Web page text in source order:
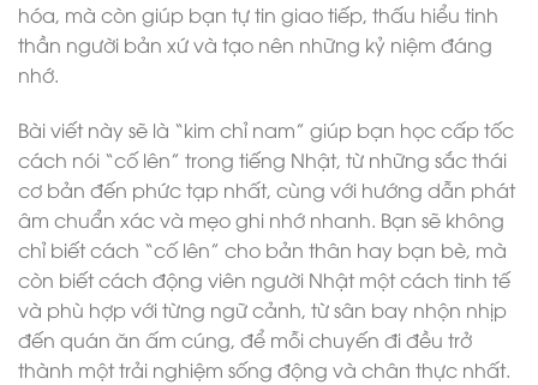
hóa, mà còn giúp bạn tự tin giao tiếp, thấu hiểu tinh
thần người bản xứ và tạo nên những kỷ niệm đáng
nhớ.
Bài viết này sẽ là “kim chỉ nam” giúp bạn học cấp tốc
cách nói “cố lên” trong tiếng Nhật, từ những sắc thái
cơ bản đến phức tạp nhất, cùng với hướng dẫn phát
âm chuẩn xác và mẹo ghi nhớ nhanh. Bạn sẽ không
chỉ biết cách “cố lên” cho bản thân hay bạn bè, mà
còn biết cách động viên người Nhật một cách tinh tế
và phù hợp với từng ngữ cảnh, từ sân bay nhộn nhịp
đến quán ăn ấm cúng, để mỗi chuyến đi đều trở
thành một trải nghiệm sống động và chân thực nhất.